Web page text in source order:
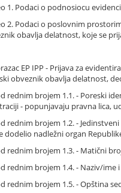
1. Podaci o podnosiocu
2. Podaci o poslovnim
obavlja delatnost, koje se
EP IPP - Prijava za
obveznik obavlja delatnost,
rednim brojem 1.1. - Poreski
- popunjavaju pravna lica,
rednim brojem 1.2. -
dodelio nadležni organ
rednim brojem 1.3. - Matični
rednim brojem 1.4. - Naziv/
rednim brojem 1.5. - Opština